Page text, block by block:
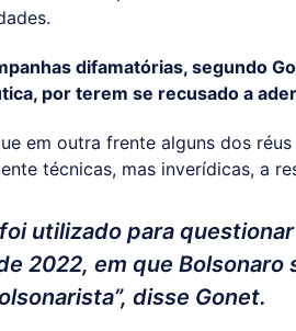
difamatórias, segundo
por terem se recusado a
em outra frente alguns dos
técnicas, mas inverídicas, a
utilizado para
2022, em que
disse Gonet.